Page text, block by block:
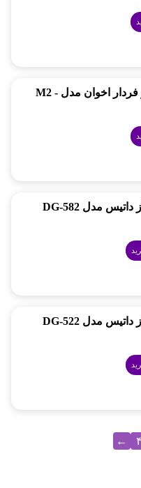
اجاق گاز فردار اخوان مدل M2 -
اجاق گاز داتیس مدل DG-582
اجاق گاز داتیس مدل DG-522
۴ ←